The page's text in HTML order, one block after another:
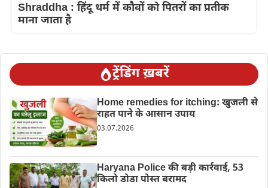
Shraddha : हिंदू धर्म में कौवों को पितरों का प्रतीक
माना जाता है
ट्रेंडिंग ख़बरें
Home remedies for itching: खुजली से
राहत पाने के आसान उपाय
03.07.2026
Haryana Police की बड़ी कार्रवाई, 53
किलो डोडा पोस्त बरामद